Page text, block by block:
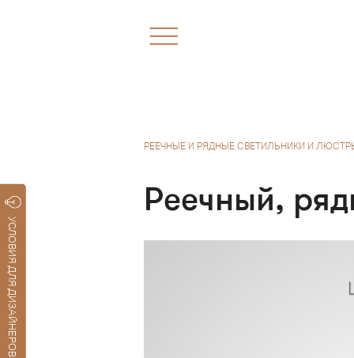
УСЛОВИЯ ДЛЯ ДИЗАЙНЕРОВ
РЕЕЧНЫЕ И РЯДНЫЕ СВЕТИЛЬНИКИ И
Реечный,